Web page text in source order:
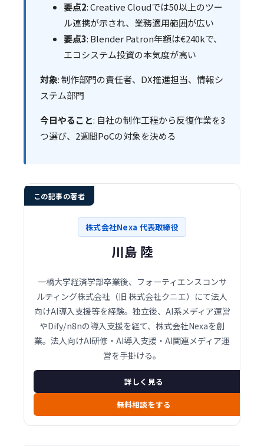
要点2: Creative Cloudでは50以上のツー
ル連携が示され、業務適用範囲が広い
要点3: Blender Patron年額は€240kで、
エコシステム投資の本気度が高い
対象: 制作部門の責任者、DX推進担当、情報シ
ステム部門
今日やること: 自社の制作工程から反復作業を3
つ選び、2週間PoCの対象を決める
この記事の著者
株式会社Nexa 代表取締役
川島 陸
一橋大学経済学部卒業後、フォーティエンスコンサ
ルティング株式会社（旧 株式会社クニエ）にて法人
向けAI導入支援等を経験。独立後、AI系メディア運営
やDify/n8nの導入支援を経て、株式会社Nexaを創
業。法人向けAI研修・AI導入支援・AI関連メディア運
営を手掛ける。
詳しく見る
無料相談をする